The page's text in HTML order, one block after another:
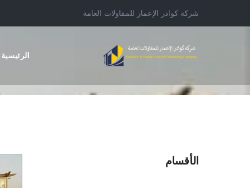
شركة كوادر الإعمار للمقاولات العامة
الرئيسية
الأقسام